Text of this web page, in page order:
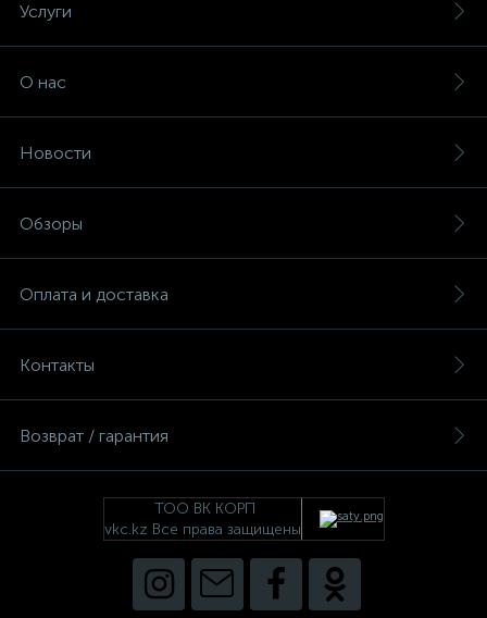
Услуги
О нас
Новости
Обзоры
Оплата и доставка
Контакты
Возврат / гарантия
ТОО ВК КОРП
vkc.kz Все права защищены